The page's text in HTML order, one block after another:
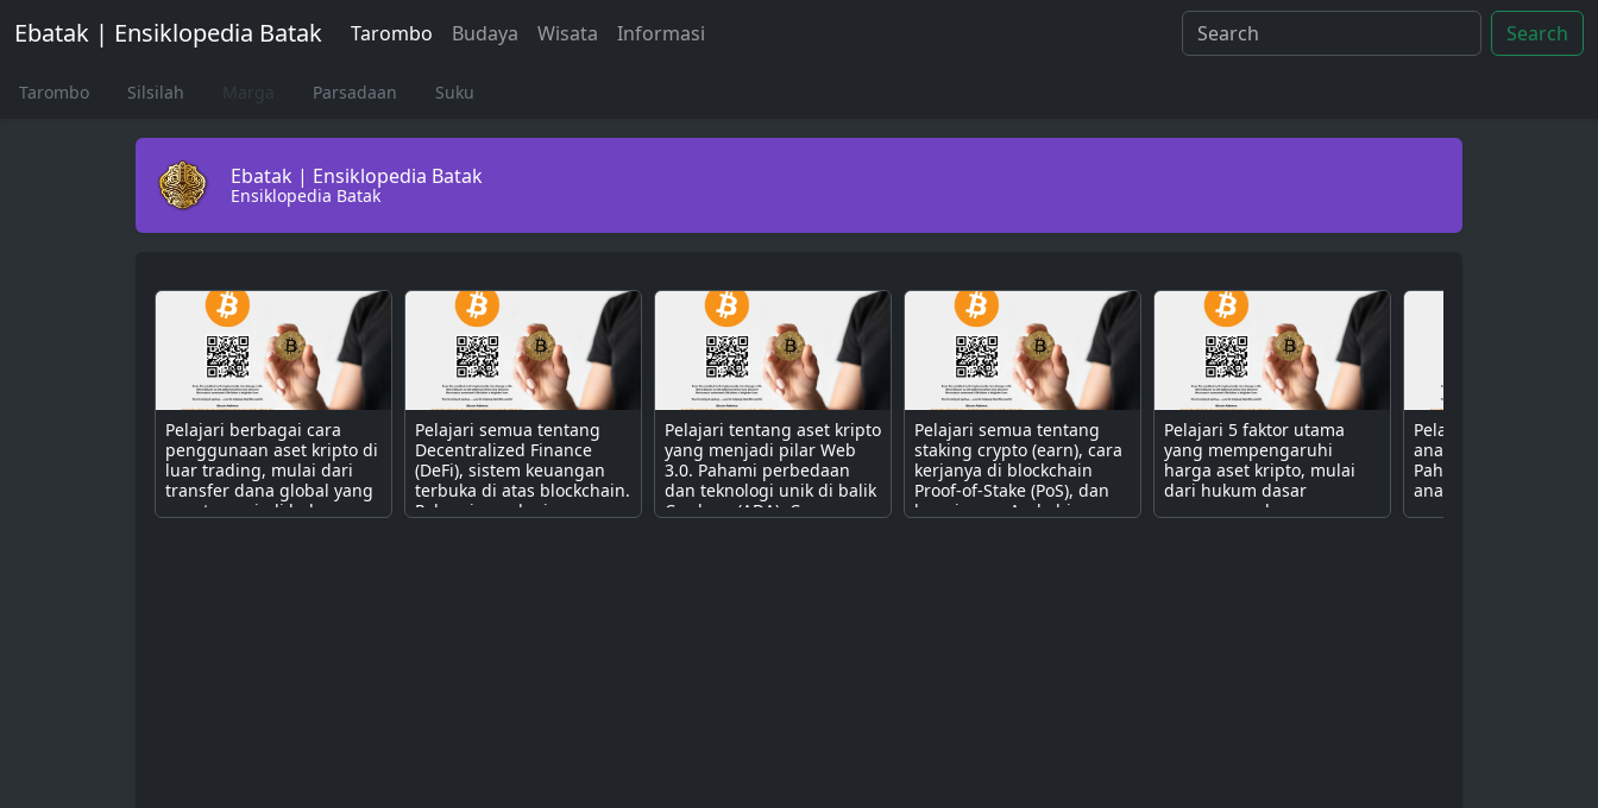
Ebatak | Ensiklopedia Batak Tarombo Budaya Wisata Informasi Search
Tarombo Silsilah Parsadaan Suku
Ebatak | Ensiklopedia Batak
Ensiklopedia Batak
Pelajari berbagai cara
penggunaan aset kripto di
luar trading, mulai dari
transfer dana global yang
cepat, menjadi bahan
Pelajari semua tentang
Decentralized Finance
(DeFi), sistem keuangan
terbuka di atas blockchain.
Pahami cara kerjanya
Pelajari tentang aset kripto
yang menjadi pilar Web
3.0. Pahami perbedaan
dan teknologi unik di balik
Cardano (ADA), Cosmos
Pelajari semua tentang
staking crypto (earn), cara
kerjanya di blockchain
Proof-of-Stake (PoS), dan
bagaimana Anda bisa
Pelajari 5 faktor utama
yang mempengaruhi
harga aset kripto, mulai
dari hukum dasar
penawaran dan
Pelajari 3 metode
analisis aset kripto.
Pahami perbedaan
analisis fundamental